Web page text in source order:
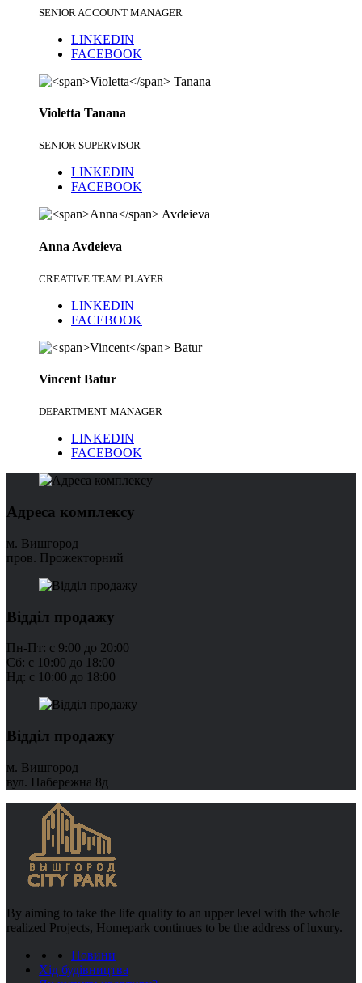
SENIOR ACCOUNT MANAGER
LINKEDIN
FACEBOOK
Violetta Tanana
SENIOR SUPERVISOR
LINKEDIN
FACEBOOK
Anna Avdeieva
CREATIVE TEAM PLAYER
LINKEDIN
FACEBOOK
Vincent Batur
DEPARTMENT MANAGER
LINKEDIN
FACEBOOK
Адреса комплексу
м. Вишгород
пров. Прожекторний
Відділ продажу
Пн-Пт: с 9:00 до 20:00
Сб: с 10:00 до 18:00
Нд: с 10:00 до 18:00
Відділ продажу
м. Вишгород
вул. Набережна 8д
By aiming to take the life quality to an upper level with the whole
realized Projects, Homepark continues to be the address of luxury.
Новини
Хід будівництва